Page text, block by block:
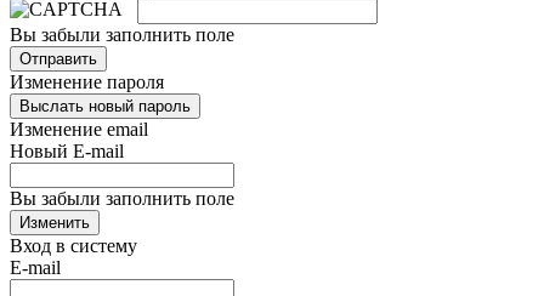
Вы забыли заполнить поле
Отправить
Изменение пароля
Выслать новый пароль
Изменение email
Новый E-mail
Вы забыли заполнить поле
Изменить
Вход в систему
E-mail